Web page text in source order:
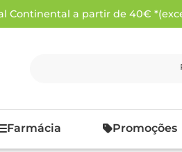
Continental a partir de 40€
Farmácia Promoções